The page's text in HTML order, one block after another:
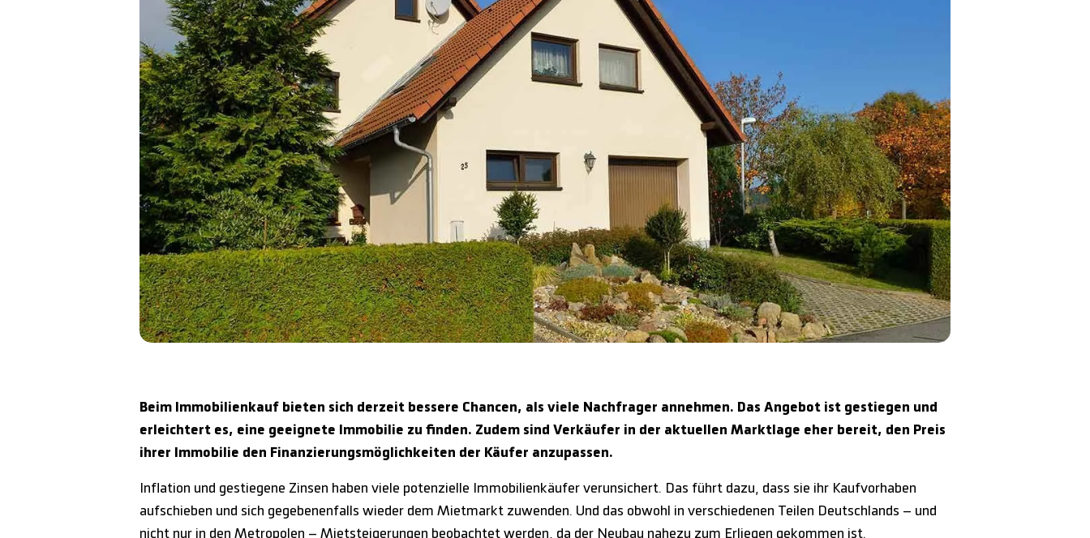
Beim Immobilienkauf bieten sich derzeit bessere Chancen, als viele Nachfrager annehmen. Das Angebot ist gestiegen und
erleichtert es, eine geeignete Immobilie zu finden. Zudem sind Verkäufer in der aktuellen Marktlage eher bereit, den Preis
ihrer Immobilie den Finanzierungsmöglichkeiten der Käufer anzupassen.
Inflation und gestiegene Zinsen haben viele potenzielle Immobilienkäufer verunsichert. Das führt dazu, dass sie ihr Kaufvorhaben
aufschieben und sich gegebenenfalls wieder dem Mietmarkt zuwenden. Und das obwohl in verschiedenen Teilen Deutschlands – und
nicht nur in den Metropolen – Mietsteigerungen beobachtet werden, da der Neubau nahezu zum Erliegen gekommen ist.